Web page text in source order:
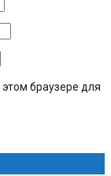
браузере для